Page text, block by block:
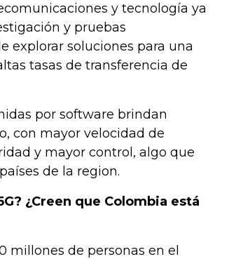
y tecnología ya
y pruebas
explorar soluciones para una
tasas de transferencia de
por software brindan
con mayor velocidad de
y mayor control, algo que
de la region.
¿Creen que Colombia está
millones de personas en el